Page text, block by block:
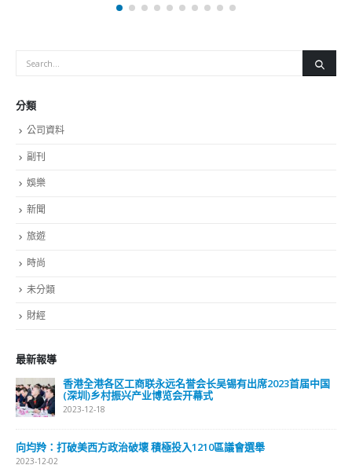
分類
公司資料
副刊
娛樂
新聞
旅遊
時尚
未分類
財經
最新報導
香港全港各区工商联永远名誉会长吴锡有出席2023首届中国
(深圳)乡村振兴产业博览会开幕式
2023-12-18
向均羚：打破美西方政治破壞 積極投入1210區議會選舉
2023-12-02